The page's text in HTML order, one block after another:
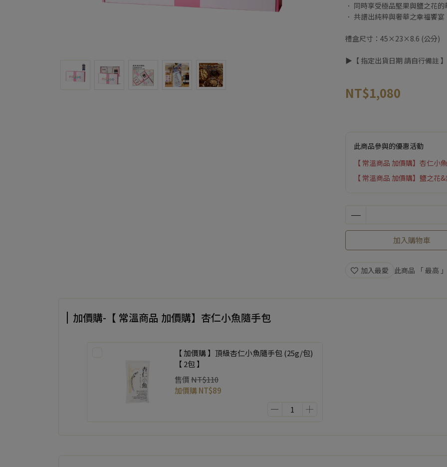
． 同時享受極品堅果與鹽之花
． 共譜出純粹與奢華之幸福饗宴
禮盒尺寸：45×23×8.6 (公分)
▶︎【 指定出貨日期 請自行備註 】
NT$1,080
此商品參與的優惠活動
【 常溫商品 加價購】杏仁小
【 常溫商品 加價購】鹽之花
加入購物車
加入最愛 此商品 「 最高
加價購-【 常溫商品 加價購】杏仁小魚隨手包
【 加價購 】頂級杏仁小魚隨手包 (25g/包)
【 2包 】
售價NT$110
加價購 NT$89